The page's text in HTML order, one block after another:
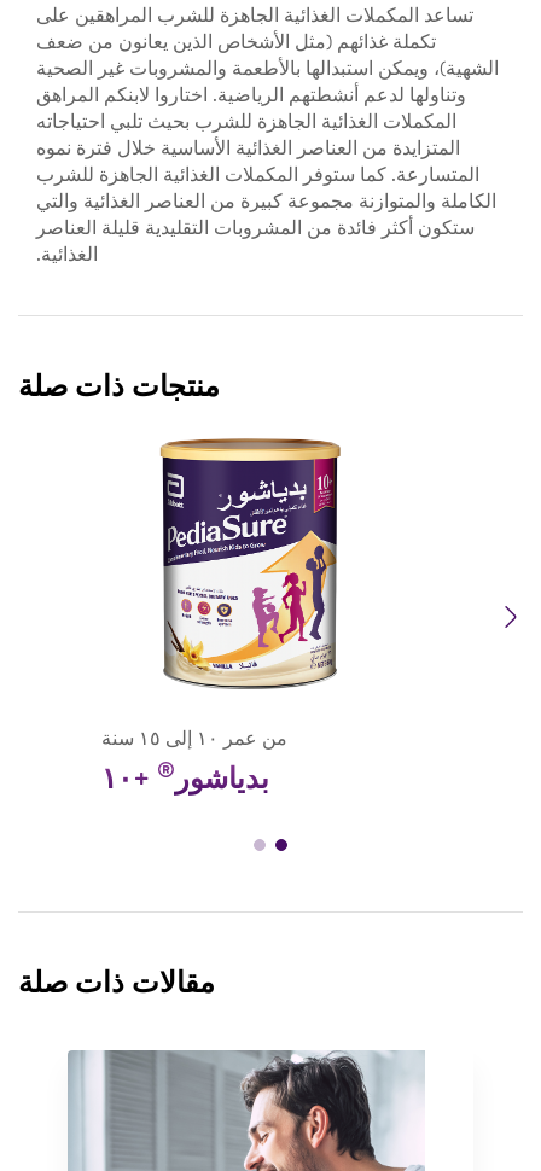
تساعد المكملات الغذائية الجاهزة للشرب المراهقين على
تكملة غذائهم (مثل الأشخاص الذين يعانون من ضعف
الشهية)، ويمكن استبدالها بالأطعمة والمشروبات غير الصحية
وتناولها لدعم أنشطتهم الرياضية. اختاروا لابنكم المراهق
المكملات الغذائية الجاهزة للشرب بحيث تلبي احتياجاته
المتزايدة من العناصر الغذائية الأساسية خلال فترة نموه
المتسارعة. كما ستوفر المكملات الغذائية الجاهزة للشرب
الكاملة والمتوازنة مجموعة كبيرة من العناصر الغذائية والتي
ستكون أكثر فائدة من المشروبات التقليدية قليلة العناصر
الغذائية.
منتجات ذات صلة
Previous
من عمر ١٠ إلى ١٥ سنة
بدياشور ® +١٠
مقالات ذات صلة